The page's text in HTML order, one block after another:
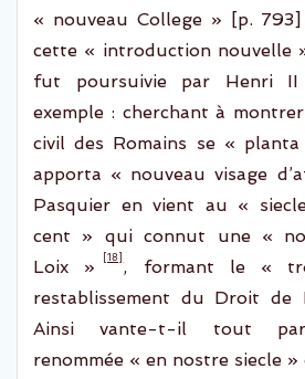
« nouveau College» [p. 793]
cette « introduction nouvelle
fut poursuivie par Henri
exemple : cherchant à
civil des Romains se «
apporta « nouveau visage
Pasquier en vient au «
cent » qui connut une «
Loix » [18] , formant le «
restablissement du Droit de
Ainsivante-t-il tout
renommée « en nostre siecle»